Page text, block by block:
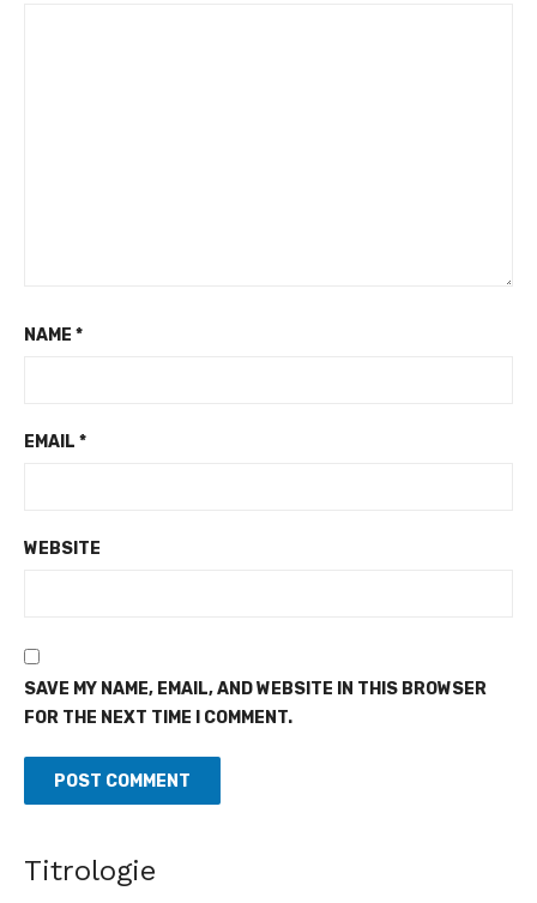
NAME *
EMAIL *
WEBSITE
SAVE MY NAME, EMAIL, AND WEBSITE IN THIS BROWSER
FOR THE NEXT TIME I COMMENT.
Titrologie
2026
[allAfrica] Bénin : Patrice Talon prend la présidence du premier